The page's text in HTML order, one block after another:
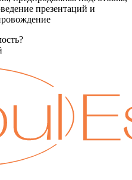
презентаций и